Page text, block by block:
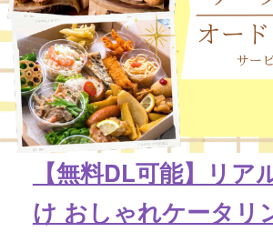
【無料DL可能】リア
け おしゃれケータリ